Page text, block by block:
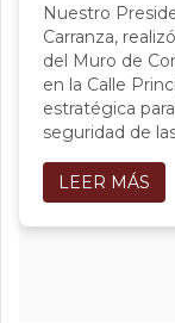
Nuestro
Carranza,
del Muro de
en la Calle
estratégica
seguridad de
LEER MÁS